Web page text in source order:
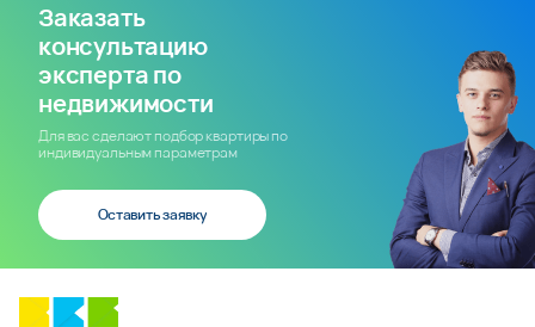
Заказать
консультацию
эксперта по
недвижимости
Для вас сделают подбор квартиры по
индивидуальным параметрам
Оставить заявку